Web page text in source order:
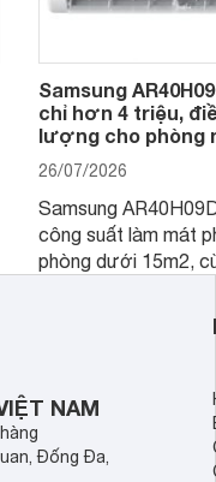
Samsung
chỉ hơn 4 triệu,
lượng cho phòng
26/07/2026
Samsung
công suất làm mát
phòng dưới 15m2,
phòng ngủ, phòng
NAM
Đống Đa,